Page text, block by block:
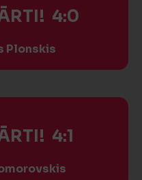
4:0
Plonskis
4:1